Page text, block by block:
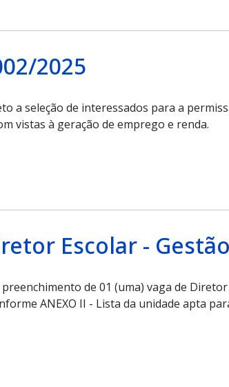
2025
a seleção de interessados para a
vistas à geração de emprego e renda.
Escolar -
de 01 (uma) vaga de
ANEXO II - Lista da unidade apta